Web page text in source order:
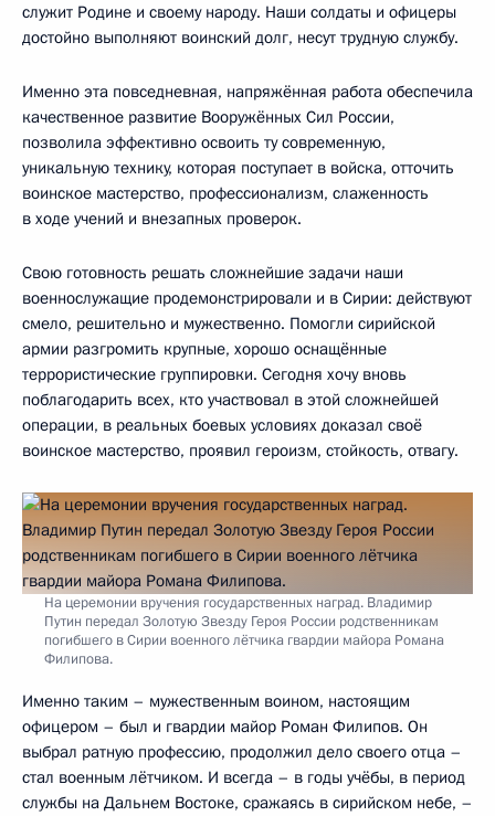
служит Родине и своему народу. Наши солдаты и офицеры
достойно выполняют воинский долг, несут трудную службу.
Именно эта повседневная, напряжённая работа обеспечила
качественное развитие Вооружённых Сил России,
позволила эффективно освоить ту современную,
уникальную технику, которая поступает в войска, отточить
воинское мастерство, профессионализм, слаженность
в ходе учений и внезапных проверок.
Свою готовность решать сложнейшие задачи наши
военнослужащие продемонстрировали и в Сирии: действуют
смело, решительно и мужественно. Помогли сирийской
армии разгромить крупные, хорошо оснащённые
террористические группировки. Сегодня хочу вновь
поблагодарить всех, кто участвовал в этой сложнейшей
операции, в реальных боевых условиях доказал своё
воинское мастерство, проявил героизм, стойкость, отвагу.
На церемонии вручения государственных наград. Владимир
Путин передал Золотую Звезду Героя России родственникам
погибшего в Сирии военного лётчика гвардии майора Романа
Филипова.
Именно таким – мужественным воином, настоящим
офицером – был и гвардии майор Роман Филипов. Он
выбрал ратную профессию, продолжил дело своего отца –
стал военным лётчиком. И всегда – в годы учёбы, в период
службы на Дальнем Востоке, сражаясь в сирийском небе, –